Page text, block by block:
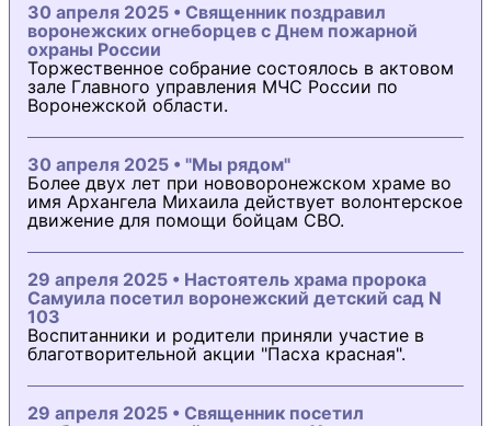
30 апреля 2025 • Священник поздравил
воронежских огнеборцев с Днем пожарной
охраны России
Торжественное собрание состоялось в актовом
зале Главного управления МЧС России по
Воронежской области.
30 апреля 2025 • "Мы рядом"
Более двух лет при нововоронежском храме во
имя Архангела Михаила действует волонтерское
движение для помощи бойцам СВО.
29 апреля 2025 • Настоятель храма пророка
Самуила посетил воронежский детский сад N
103
Воспитанники и родители приняли участие в
благотворительной акции "Пасха красная".
29 апреля 2025 • Священник посетил